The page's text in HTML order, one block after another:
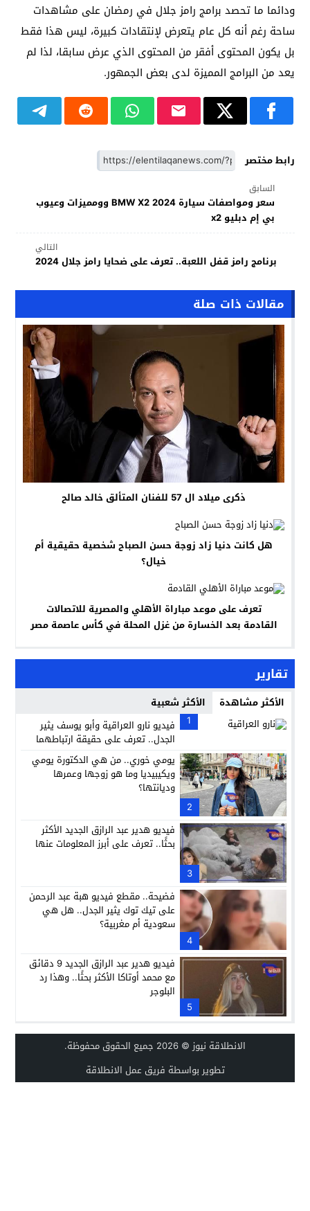
ودائما ما تحصد برامج رامز جلال في رمضان على مشاهدات
ساحة رغم أنه كل عام يتعرض لإنتقادات كبيرة، ليس هذا فقط
بل يكون المحتوى أفقر من المحتوى الذي عرض سابقا، لذا لم
يعد من البرامج المميزة لدى بعض الجمهور.
رابط مختصر
السابق
سعر ومواصفات سيارة BMW X2 2024 وومميزات وعيوب
بي إم دبليو x2
التالي
برنامج رامز قفل اللعبة.. تعرف على ضحايا رامز جلال 2024
مقالات ذات صلة
ذكرى ميلاد ال 57 للفنان المتألق خالد صالح
هل كانت دنيا زاد زوجة حسن الصباح شخصية حقيقية أم
خيال؟
تعرف على موعد مباراة الأهلي والمصرية للاتصالات
القادمة بعد الخسارة من غزل المحلة في كأس عاصمة مصر
تقارير
الأكثر مشاهدة
الأكثر شعبية
1
فيديو نارو العراقية وأبو يوسف يثير
الجدل.. تعرف على حقيقة ارتباطهما
2
يومي خوري.. من هي الدكتورة يومي
ويكيبيديا وما هو زوجها وعمرها
وديانتها؟
3
فيديو هدير عبد الرازق الجديد الأكثر
بحثًا.. تعرف على أبرز المعلومات عنها
4
فضيحة.. مقطع فيديو هبة عبد الرحمن
على تيك توك يثير الجدل.. هل هي
سعودية أم مغربية؟
5
فيديو هدير عبد الرازق الجديد 9 دقائق
مع محمد أوتاكا الأكثر بحثًا.. وهذا رد
البلوجر
الانطلاقة نيوز© 2026 جميع الحقوق محفوظة.
تطوير بواسطة فريق عمل الانطلاقة